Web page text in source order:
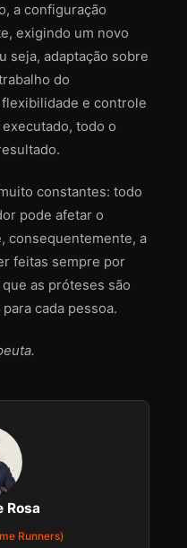
a configuração
exigindo um novo
seja, adaptação sobre
do
e controle
todo o
constantes: todo
pode afetar o
consequentemente, a
feitas sempre por
as próteses são
cada pessoa.
Rosa
Runners)